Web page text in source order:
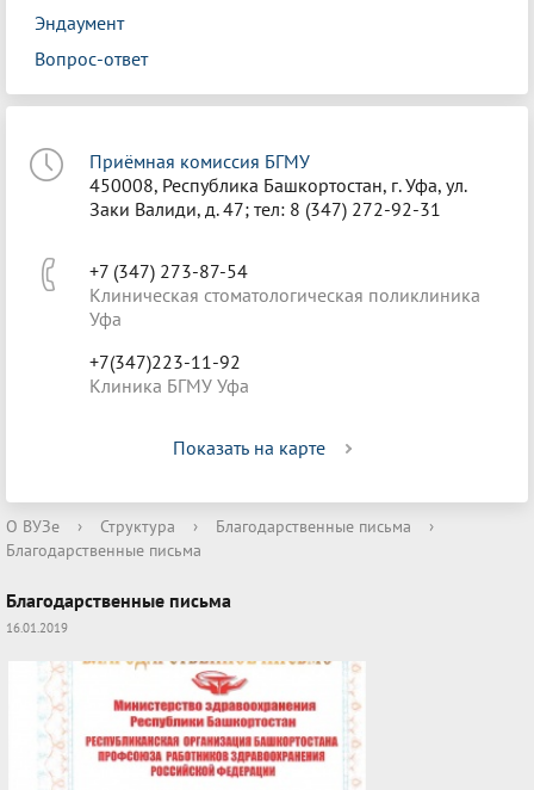
Эндаумент
Вопрос-ответ
Приёмная комиссия БГМУ
450008, Республика Башкортостан, г. Уфа, ул.
Заки Валиди, д. 47; тел: 8 (347) 272-92-31
+7 (347) 273-87-54
Клиническая стоматологическая поликлиника
Уфа
+7(347)223-11-92
Клиника БГМУ Уфа
Показать на карте
О ВУЗе › Структура › Благодарственные письма
›
Благодарственные письма
Благодарственные письма
16.01.2019